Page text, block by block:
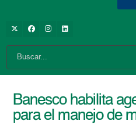
Banesco habilita
para el manejo de